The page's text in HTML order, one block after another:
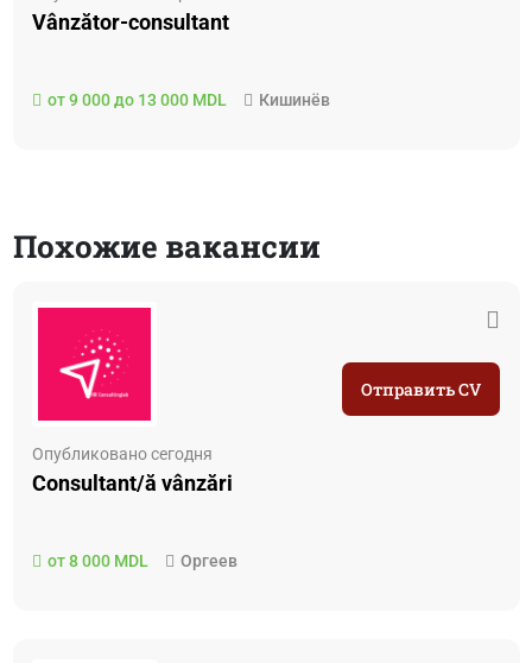
Vânzător-consultant
от 9 000 до 13 000 MDL Кишинёв
Похожие вакансии
Опубликовано сегодня
Consultant/ă vânzări
от 8 000 MDL Оргеев
Отправить CV